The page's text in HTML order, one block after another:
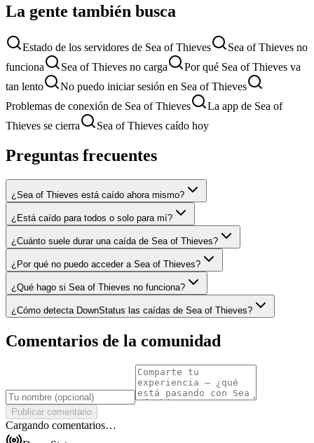
La gente también busca
Estado de los servidores de Sea of Thieves
Sea of Thieves no
funciona
Sea of Thieves no carga
Por qué Sea of Thieves va
tan lento
No puedo iniciar sesión en Sea of Thieves
Problemas de conexión de Sea of Thieves
La app de Sea of
Thieves se cierra
Sea of Thieves caído hoy
Preguntas frecuentes
¿Sea of Thieves está caído ahora mismo?
¿Está caído para todos o solo para mí?
¿Cuánto suele durar una caída de Sea of Thieves?
¿Por qué no puedo acceder a Sea of Thieves?
¿Qué hago si Sea of Thieves no funciona?
¿Cómo detecta DownStatus las caídas de Sea of Thieves?
Comentarios de la comunidad
Publicar comentario
Cargando comentarios…